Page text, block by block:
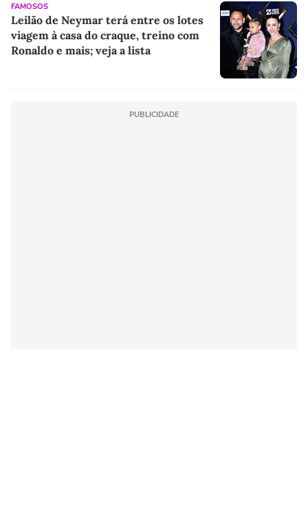
FAMOSOS
Leilão de Neymar terá entre os lotes
viagem à casa do craque, treino com
Ronaldo e mais; veja a lista
PUBLICIDADE